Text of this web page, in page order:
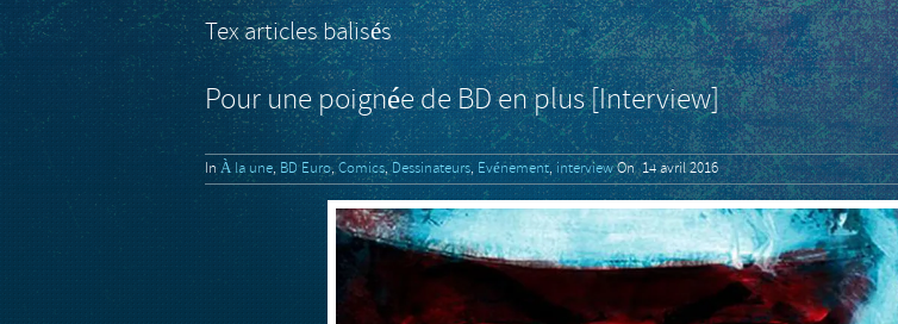
Tex articles balisés
Pour une poignée de BD en plus [Interview]
InÀ la une, BD Euro,Comics,Dessinateurs, Evénement, interview On 14 avril 2016